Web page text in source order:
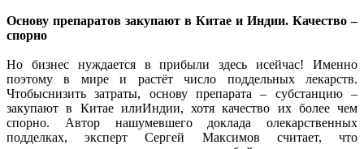
Основу препаратов закупают в Китае и Индии. Качество –
спорно
Но бизнес нуждается в прибыли здесь исейчас! Именно
поэтому в мире и растёт число поддельных лекарств.
Чтобыснизить затраты, основу препарата – субстанцию –
закупают в Китае илиИндии, хотя качество их более чем
спорно. Автор нашумевшего доклада олекарственных
подделках, эксперт Сергей Максимов считает, что